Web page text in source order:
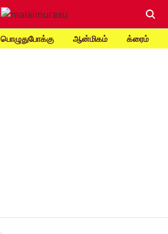
பொழுதுபோக்கு ஆன்மிகம் க்ரைம்